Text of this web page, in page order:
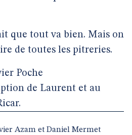
que tout va bien. Mais on
de toutes les pitreries.
Poche
de Laurent et au
Azam et Daniel Mermet